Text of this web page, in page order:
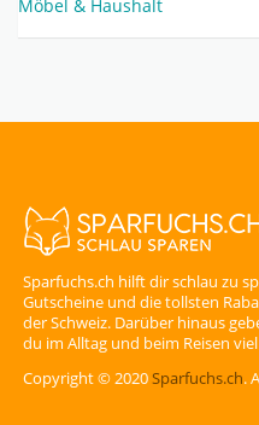
Möbel & Haushalt
Sparfuchs.ch hilft dir schlau zu
Gutscheine und die tollsten
der Schweiz. Darüber hinaus
du im Alltag und beim Reisen
Copyright © 2020Sparfuchs.ch.